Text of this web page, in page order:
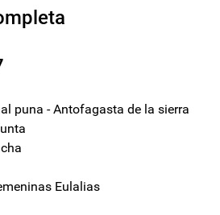
puna - Antofagasta de la sierra
Eulalias